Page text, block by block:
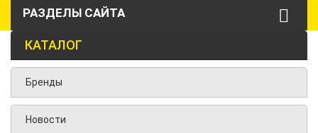
РАЗДЕЛЫ САЙТА
КАТАЛОГ
Бренды
Новости